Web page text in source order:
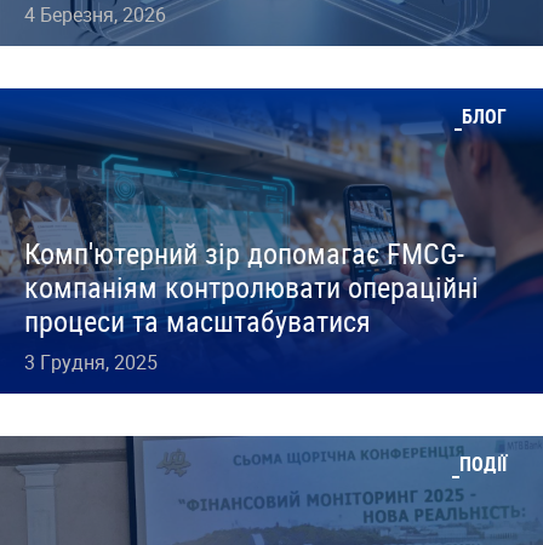
4 Березня, 2026
БЛОГ
Комп'ютерний зір допомагає FMCG-
компаніям контролювати операційні
процеси та масштабуватися
3 Грудня, 2025
ПОДІЇ